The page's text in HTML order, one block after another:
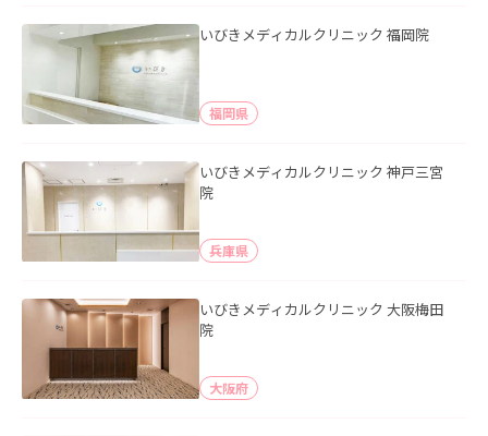
いびきメディカルクリニック 福岡院
福岡県
いびきメディカルクリニック 神戸三宮
院
兵庫県
いびきメディカルクリニック 大阪梅田
院
大阪府